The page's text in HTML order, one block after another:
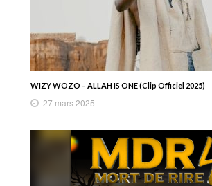
WIZY WOZO – ALLAH IS ONE (Clip Officiel 2025)
27 mars 2025